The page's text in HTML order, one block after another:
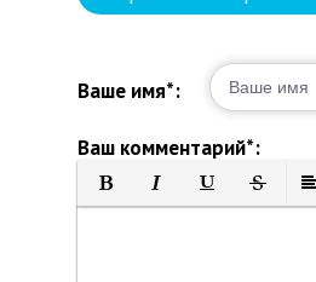
Ваше имя*:
Ваш комментарий*:
Полужирный
КурсивПодчеркнутый